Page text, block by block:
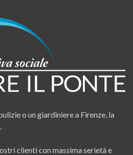
o un giardiniere a Firenze, la
clienti con massima serietà e